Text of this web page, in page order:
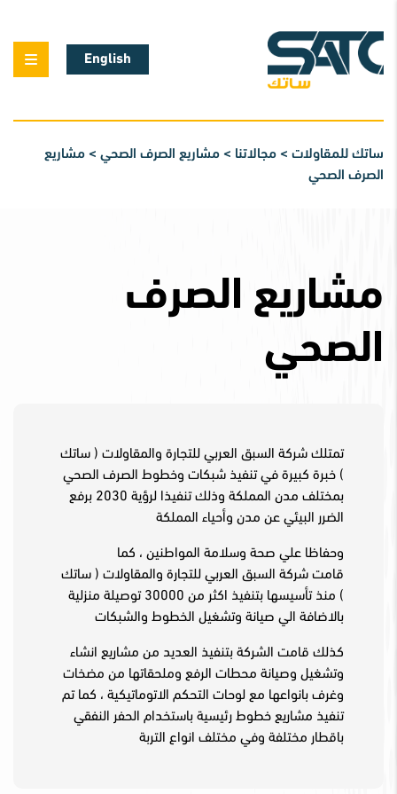
English
ساتك للمقاولات > مجالاتنا > مشاريع الصرف الصحي > مشاريع
الصرف الصحي
مشاريع الصرف
الصحي
تمتلك شركة السبق العربي للتجارة والمقاولات ( ساتك
) خبرة كبيرة في تنفيذ شبكات وخطوط الصرف الصحي
بمختلف مدن المملكة وذلك تنفيذا لرؤية 2030 برفع
الضرر البيئي عن مدن وأحياء المملكة
وحفاظا علي صحة وسلامة المواطنين ، كما
قامت شركة السبق العربي للتجارة والمقاولات ( ساتك
) منذ تأسيسها بتنفيذ اكثر من 30000 توصيلة منزلية
بالاضافة الي صيانة وتشغيل الخطوط والشبكات
كذلك قامت الشركة بتنفيذ العديد من مشاريع انشاء
وتشغيل وصيانة محطات الرفع وملحقاتها من مضخات
وغرف بانواعها مع لوحات التحكم الاتوماتيكية ، كما تم
تنفيذ مشاريع خطوط رئيسية باستخدام الحفر النفقي
باقطار مختلفة وفي مختلف انواع التربة